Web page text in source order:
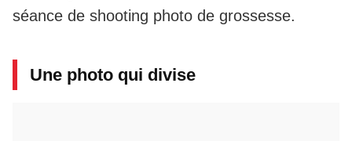
séance de shooting photo de grossesse.
Une photo qui divise